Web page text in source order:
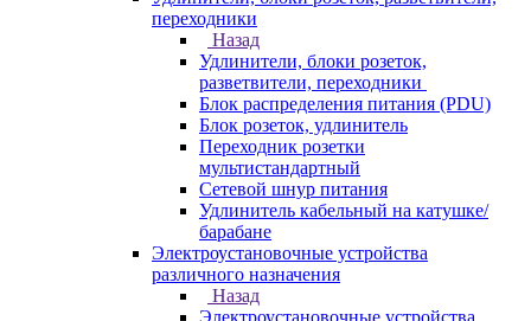
переходники
Назад
Удлинители, блоки розеток,
разветвители, переходники
Блок распределения питания (PDU)
Блок розеток, удлинитель
Переходник розетки
мультистандартный
Сетевой шнур питания
Удлинитель кабельный на катушке/
барабане
Электроустановочные устройства
различного назначения
Назад
Электроустановочные устройства